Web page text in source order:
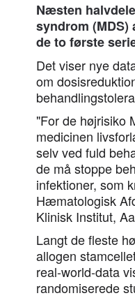
Næsten
syndrom
de to første
Det viser nye
om
"For de højrisiko
medicinen
selv ved fuld
de må stoppe
infektioner, som
Hæmatologisk
Klinisk Institut,
Langt de fleste
allogen
real-world-data
randomiserede